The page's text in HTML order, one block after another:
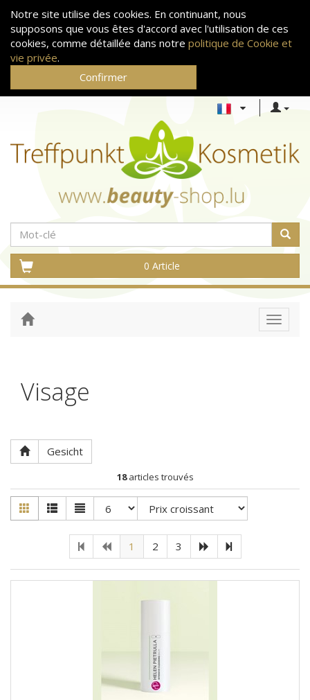
Notre site utilise des cookies. En continuant, nous
supposons que vous êtes d'accord avec l'utilisation de ces
cookies, comme détaillée dans notre politique de Cookie et
vie privée.
Confirmer
0 Article
Toggle
Visage
Gesicht
18articles trouvés
1 2 3